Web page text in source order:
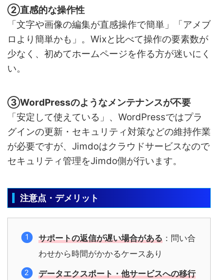
②直感的な操作性
「文字や画像の編集が直感操作で簡単」「アメブ
ロより簡単かも」。Wixと比べて操作の要素数が
少なく、初めてホームページを作る方が迷いにく
い。
③WordPressのようなメンテナンスが不要
「安定して使えている」、WordPressではプラ
グインの更新・セキュリティ対策などの維持作業
が必要ですが、Jimdoはクラウドサービスなので
セキュリティ管理をJimdo側が行います。
注意点・デメリット
サポートの返信が遅い場合がある：問い合
わせから時間がかかるケースあり
データエクスポート・他サービスへの移行